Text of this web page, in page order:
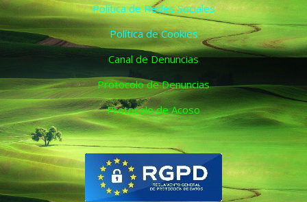
Política de Redes Sociales
Política de Cookies
Canal de Denuncias
Protocolo de Denuncias
Protocolo de Acoso